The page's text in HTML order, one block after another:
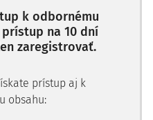
inštancie") rozsudkom z 11.
vykonaného dokazovania
žalobcu a žalovanej
k odbornému
na 10 dní
zaregistrovať.
prístup aj k
obsahu: